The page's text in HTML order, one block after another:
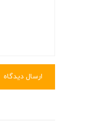
ارسال دیدگاه